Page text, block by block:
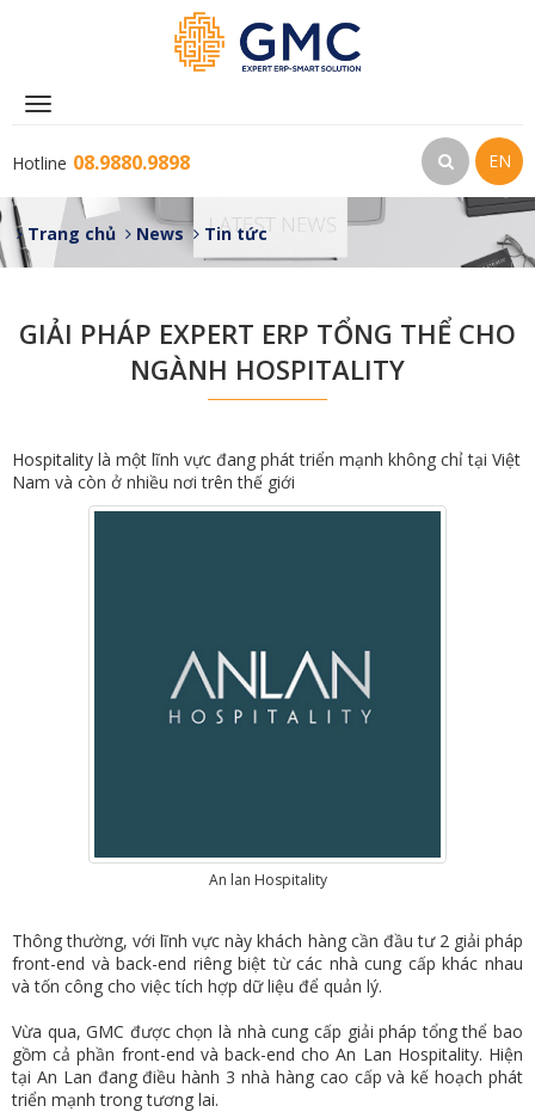
Toggle
Hotline 08.9880.9898 EN
Trang chủ News Tin tức
GIẢI PHÁP EXPERT ERP TỔNG THỂ CHO
NGÀNH HOSPITALITY
Hospitality là một lĩnh vực đang phát triển mạnh không chỉ tại Việt
Nam và còn ở nhiều nơi trên thế giới
An lan Hospitality
Thông thường, với lĩnh vực này khách hàng cần đầu tư 2 giải pháp
front-end và back-end riêng biệt từ các nhà cung cấp khác nhau
và tốn công cho việc tích hợp dữ liệu để quản lý.
Vừa qua, GMC được chọn là nhà cung cấp giải pháp tổng thể bao
gồm cả phần front-end và back-end cho An Lan Hospitality. Hiện
tại An Lan đang điều hành 3 nhà hàng cao cấp và kế hoạch phát
triển mạnh trong tương lai.